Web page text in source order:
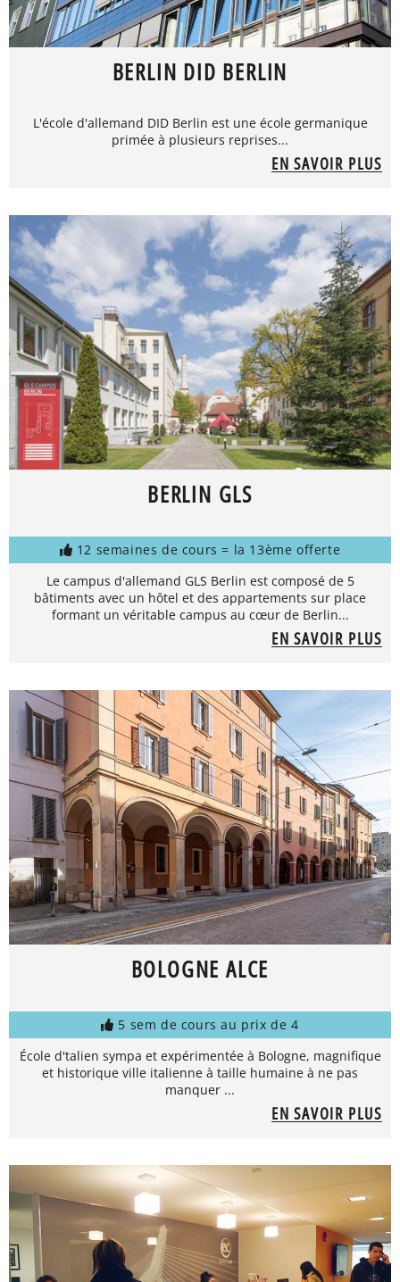
BERLIN DID BERLIN
L'école d'allemand DID Berlin est une école germanique
primée à plusieurs reprises...
EN SAVOIR PLUS
BERLIN GLS
12 semaines de cours = la 13ème offerte
Le campus d'allemand GLS Berlin est composé de 5
bâtiments avec un hôtel et des appartements sur place
formant un véritable campus au cœur de Berlin...
EN SAVOIR PLUS
BOLOGNE ALCE
5 sem de cours au prix de 4
École d'talien sympa et expérimentée à Bologne, magnifique
et historique ville italienne à taille humaine à ne pas
manquer ...
EN SAVOIR PLUS